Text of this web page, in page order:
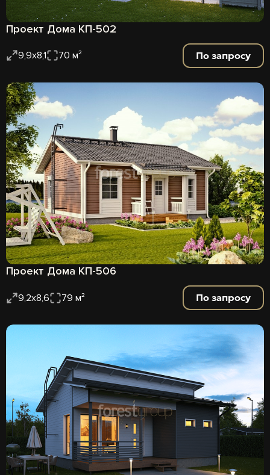
Проект Дома КП-502
9,9х8,1 70 м² По запросу
Проект Дома КП-506
9,2х8,6 79 м² По запросу